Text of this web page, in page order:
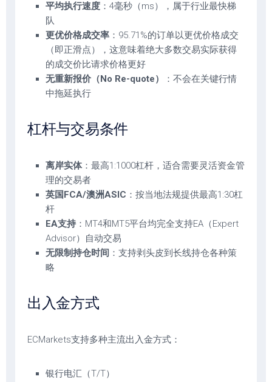
平均执行速度 ：4毫秒（ms），属于行业最快梯
队
更优价格成交率 ：95.71%的订单以更优价格成交
（即正滑点），这意味着绝大多数交易实际获得
的成交价比请求价格更好
无重新报价（No Re-quote）
：不会在关键行情
中拖延执行
杠杆与交易条件
离岸实体：最高1:1000杠杆，适合需要灵活资金管
理的交易者
英国FCA/澳洲ASIC ：按当地法规提供最高1:30杠
杆
EA支持：MT4和MT5平台均完全支持EA（Expert
Advisor）自动交易
无限制持仓时间 ：支持剥头皮到长线持仓各种策
略
出入金方式
ECMarkets支持多种主流出入金方式：
银行电汇（T/T）